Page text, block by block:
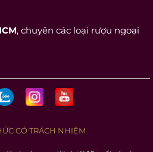
, chuyên các loại rượu ngoại
CÓ TRÁCH NHIỆM